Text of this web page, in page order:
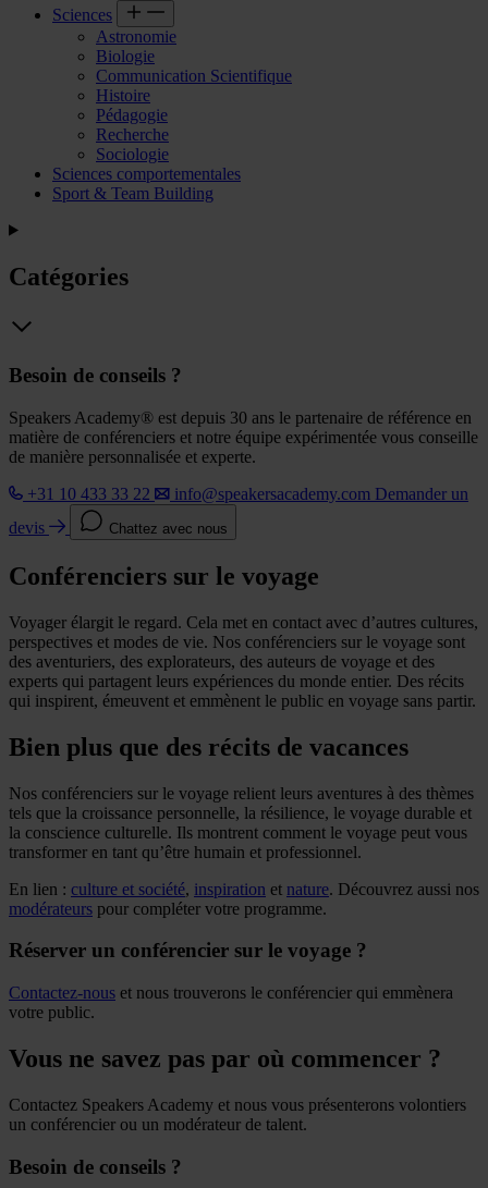
Sciences
Astronomie
Biologie
Communication Scientifique
Histoire
Pédagogie
Recherche
Sociologie
Sciences comportementales
Sport & Team Building
Catégories
Besoin de conseils ?
Speakers Academy® est depuis 30 ans le partenaire de référence en
matière de conférenciers et notre équipe expérimentée vous conseille
de manière personnalisée et experte.
+31 10 433 33 22
info@speakersacademy.com Demander un
devis
Chattez avec nous
Conférenciers sur le voyage
Voyager élargit le regard. Cela met en contact avec d’autres cultures,
perspectives et modes de vie. Nos conférenciers sur le voyage sont
des aventuriers, des explorateurs, des auteurs de voyage et des
experts qui partagent leurs expériences du monde entier. Des récits
qui inspirent, émeuvent et emmènent le public en voyage sans partir.
Bien plus que des récits de vacances
Nos conférenciers sur le voyage relient leurs aventures à des thèmes
tels que la croissance personnelle, la résilience, le voyage durable et
la conscience culturelle. Ils montrent comment le voyage peut vous
transformer en tant qu’être humain et professionnel.
En lien : culture et société, inspiration et nature. Découvrez aussi nos
modérateurs pour compléter votre programme.
Réserver un conférencier sur le voyage ?
Contactez-nous et nous trouverons le conférencier qui emmènera
votre public.
Vous ne savez pas par où commencer ?
Contactez Speakers Academy et nous vous présenterons volontiers
un conférencier ou un modérateur de talent.
Besoin de conseils ?